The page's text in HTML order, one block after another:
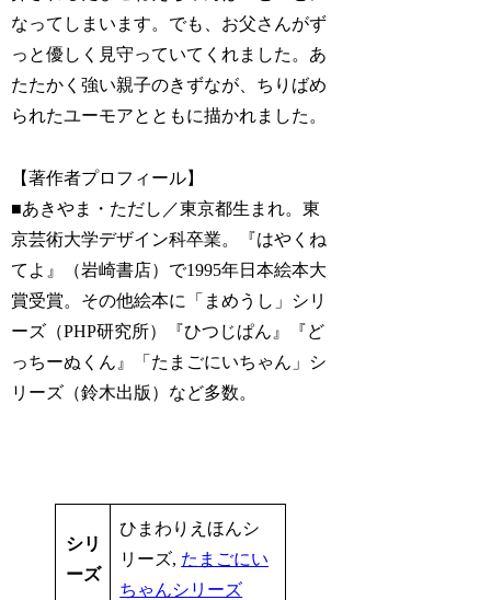
なってしまいます。でも、お父さんがず
っと優しく見守っていてくれました。あ
たたかく強い親子のきずなが、ちりばめ
られたユーモアとともに描かれました。
【著作者プロフィール】
■あきやま・ただし／東京都生まれ。東
京芸術大学デザイン科卒業。『はやくね
てよ』（岩崎書店）で1995年日本絵本大
賞受賞。その他絵本に「まめうし」シリ
ーズ（PHP研究所）『ひつじぱん』『ど
っちーぬくん』「たまごにいちゃん」シ
リーズ（鈴木出版）など多数。
シリ
ーズ
ひまわりえほんシ
リーズ, たまごにい
ちゃんシリーズ